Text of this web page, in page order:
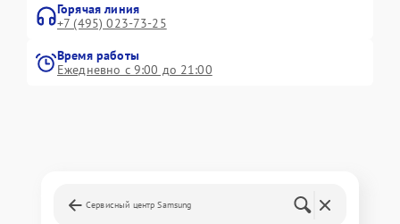
Горячая линия
+7 (495) 023-73-25
Время работы
Ежедневно с 9:00 до 21:00
Сервисный центр Samsung